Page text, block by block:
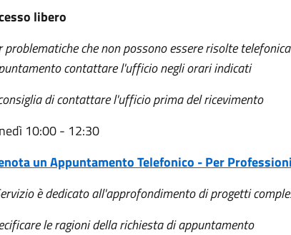
libero
problematiche che non possono essere risolte
contattare l'ufficio negli orari indicati
di contattare l'ufficio prima del ricevimento
10:00 - 12:30
un Appuntamento Telefonico - Per
è dedicato all'approfondimento di progetti
le ragioni della richiesta di appuntamento